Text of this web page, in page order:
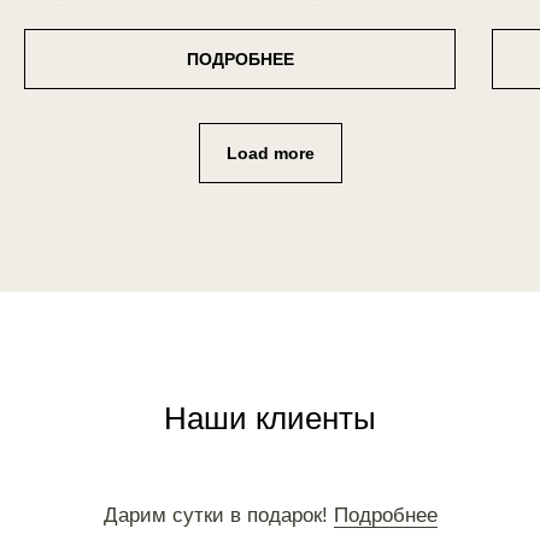
Дарим сутки в подарок! Подробнее
ПОДРОБНЕЕ
Load more
Наши клиенты